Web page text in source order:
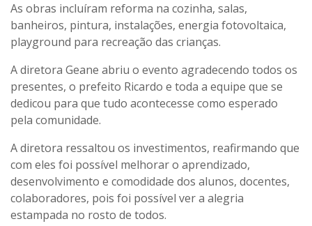
As obras incluíram reforma na cozinha, salas,
banheiros, pintura, instalações, energia fotovoltaica,
playground para recreação das crianças.
A diretora Geane abriu o evento agradecendo todos os
presentes, o prefeito Ricardo e toda a equipe que se
dedicou para que tudo acontecesse como esperado
pela comunidade.
A diretora ressaltou os investimentos, reafirmando que
com eles foi possível melhorar o aprendizado,
desenvolvimento e comodidade dos alunos, docentes,
colaboradores, pois foi possível ver a alegria
estampada no rosto de todos.